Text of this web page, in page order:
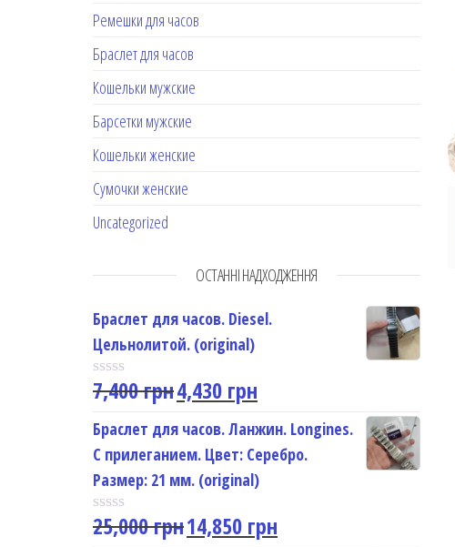
Ремешки для часов
Браслет для часов
Кошельки мужские
Барсетки мужские
Кошельки женские
Сумочки женские
Uncategorized
ОСТАННІ НАДХОДЖЕННЯ
Браслет для часов. Diesel.
Цельнолитой. (original)
R
t
e
d
0
o
u
t
o
7,400грн4,430 грн
Браслет для часов. Ланжин. Longines.
С прилеганием. Цвет: Серебро.
Размер: 21 мм. (original)
R
25,000грн14,850 грн